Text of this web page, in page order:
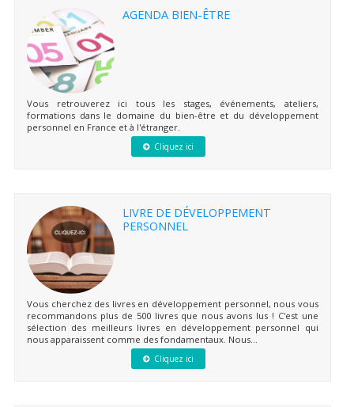
AGENDA BIEN-ÊTRE
Vous retrouverez ici tous les stages, événements, ateliers,
formations dans le domaine du bien-être et du développement
personnel en France et à l'étranger.
Cliquez ici
LIVRE DE DÉVELOPPEMENT
PERSONNEL
Vous cherchez des livres en développement personnel, nous vous
recommandons plus de 500 livres que nous avons lus ! C'est une
sélection des meilleurs livres en développement personnel qui
nous apparaissent comme des fondamentaux. Nous...
Cliquez ici